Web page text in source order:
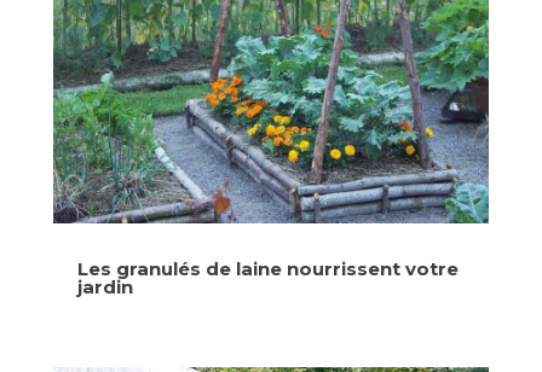
Les granulés de laine nourrissent votre
jardin